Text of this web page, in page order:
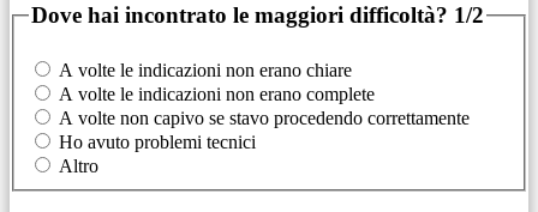
Dove hai incontrato le maggiori difficoltà? 1/2
A volte le indicazioni non erano chiare
A volte le indicazioni non erano complete
A volte non capivo se stavo procedendo correttamente
Ho avuto problemi tecnici
Altro